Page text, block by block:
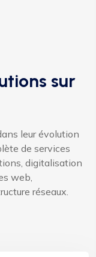
sur
leur évolution
de services
digitalisation
web,
réseaux.